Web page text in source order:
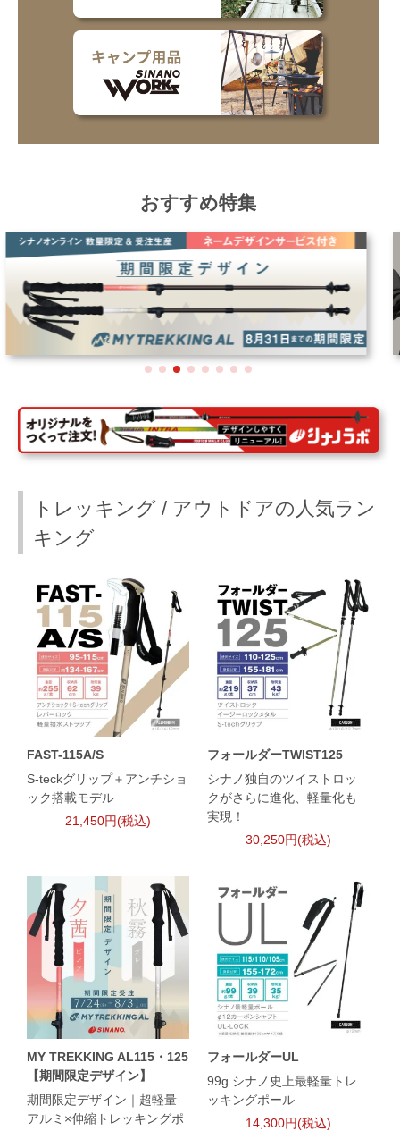
おすすめ特集
トレッキング / アウトドアの人気ラン
キング
FAST-115A/S
S-teckグリップ＋アンチショ
ック搭載モデル
21,450円(税込)
フォールダーTWIST125
シナノ独自のツイストロッ
クがさらに進化、軽量化も
実現！
30,250円(税込)
MY TREKKING AL115・125
【期間限定デザイン】
期間限定デザイン｜超軽量
アルミ×伸縮トレッキングポ
フォールダーUL
99g シナノ史上最軽量トレ
ッキングポール
14,300円(税込)